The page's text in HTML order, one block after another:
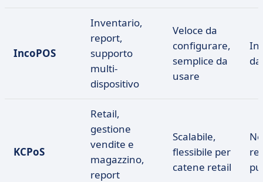
IncoPOS
Inventario,
report,
supporto
multi-
dispositivo
Veloce da
configurare,
semplice da
usare
KCPoS
Retail,
gestione
vendite e
magazzino,
report
Scalabile,
flessibile per
catene retail